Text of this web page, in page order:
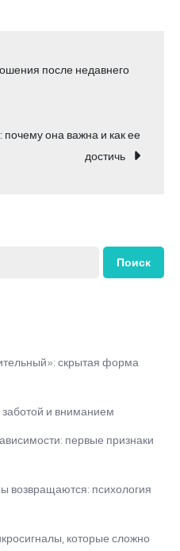
после недавнего
она важна и как ее
достичь
Поиск
скрытая форма
и вниманием
первые признаки
возвращаются: психология
которые сложно